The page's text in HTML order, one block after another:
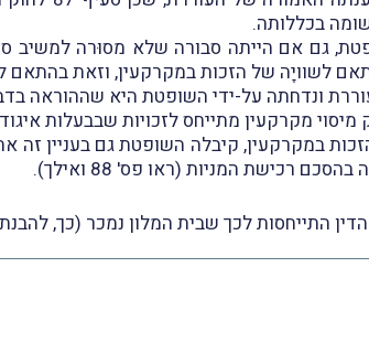
בכללותה.
גם אם הייתה סבורה שלא מסוּרה למשיב
של הזכות במקרקעין, וזאת בהתאם לסמכות
ונדחתה על-ידי השופטת היא שההוראה
רכישת המניות (ראו פס' 88 ואילך).
התייחסות לכך שבית המלון נמכר (כך, להבנתנו)